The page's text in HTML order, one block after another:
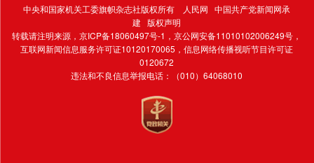
中央和国家机关工委旗帜杂志社版权所有 人民网 中国共产党新闻网承
建 版权声明
转载请注明来源，京ICP备18060497号-1 ，京公网安备11010102006249号，
互联网新闻信息服务许可证10120170065，信息网络传播视听节目许可证
0120672
违法和不良信息举报电话：（010）64068010